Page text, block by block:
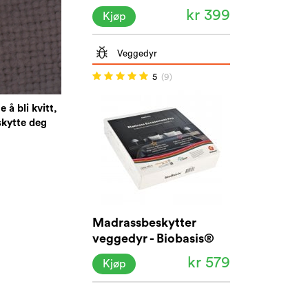
kr 399
Kjøp
Veggedyr
5 (9)
Madrassbeskytter
veggedyr - Biobasis®
kr 579
Kjøp
å bli kvitt,
deg